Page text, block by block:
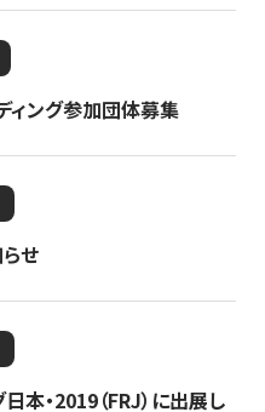
ィング参加団体募集
せ
本・2019（FRJ）に出展し